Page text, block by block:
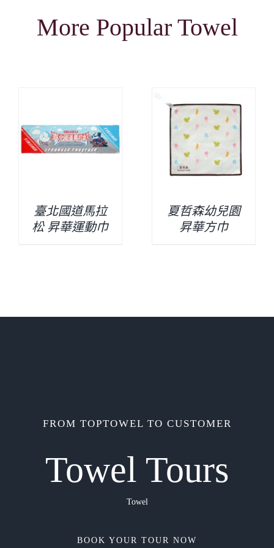
More Popular Towel
臺北國道馬拉
松 昇華運動巾
夏哲森幼兒園
昇華方巾
FROM TOPTOWEL TO CUSTOMER
Towel Tours
Towel
BOOK YOUR TOUR NOW